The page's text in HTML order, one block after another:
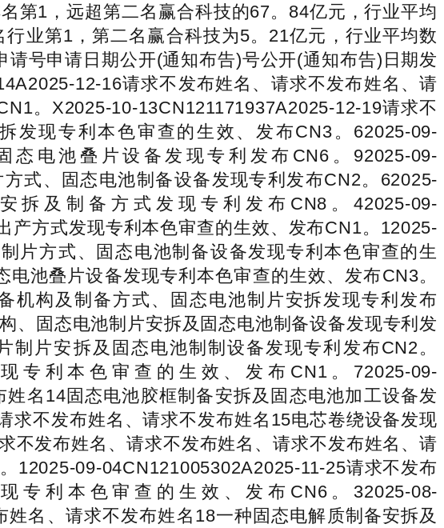
第1，远超第二名赢合科技的67。84亿元，行业平均
业第1，第二名赢合科技为5。21亿元，行业平均数
号申请日期公开(通知布告)号公开(通知布告)日期发
12-16请求不发布姓名、请求不发布姓名、请
。X2025-10-13CN121171937A2025-12-19请求不
发现专利本色审查的生效、发布CN3。62025-09-
态电池叠片设备发现专利发布CN6。92025-09-
式、固态电池制备设备发现专利发布CN2。62025-
拆及制备方式发现专利发布CN8。42025-09-
产方式发现专利本色审查的生效、发布CN1。12025-
片方式、固态电池制备设备发现专利本色审查的生
池叠片设备发现专利本色审查的生效、发布CN3。
机构及制备方式、固态电池制片安拆发现专利发布
、固态电池制片安拆及固态电池制备设备发现专利发
制片安拆及固态电池制制设备发现专利发布CN2。
现专利本色审查的生效、发布CN1。72025-09-
名14固态电池胶框制备安拆及固态电池加工设备发
求不发布姓名、请求不发布姓名15电芯卷绕设备发现
不发布姓名、请求不发布姓名、请求不发布姓名、请
12025-09-04CN121005302A2025-11-25请求不发布
利本色审查的生效、发布CN6。32025-08-
名、请求不发布姓名18一种固态电解质制备安拆及